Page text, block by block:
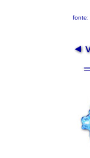
fonte: